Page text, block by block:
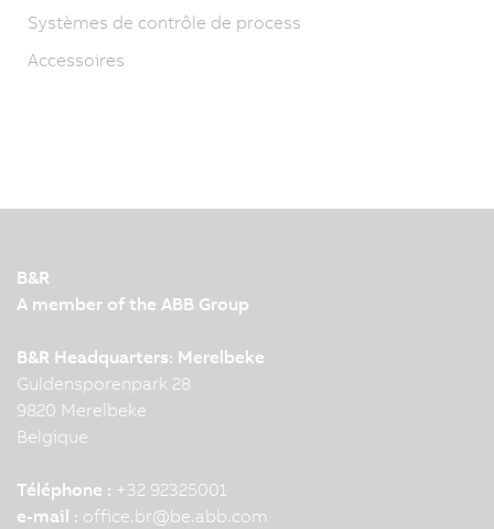
Systèmes de contrôle de process
Accessoires
B&R
A member of the ABB Group
B&R Headquarters: Merelbeke
Guldensporenpark 28
9820 Merelbeke
Belgique
Téléphone : +32 92325001
e-mail : office.br@be.abb.com